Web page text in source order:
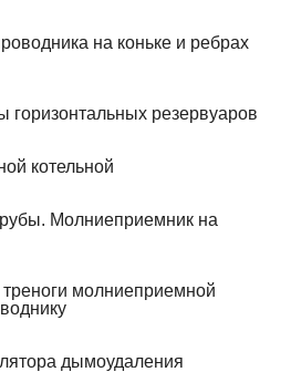
на коньке и ребрах
горизонтальных резервуаров
котельной
Молниеприемник на
молниеприемной
дымоудаления